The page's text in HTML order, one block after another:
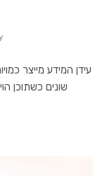
עידן המידע מייצר
שונים כשתוכן